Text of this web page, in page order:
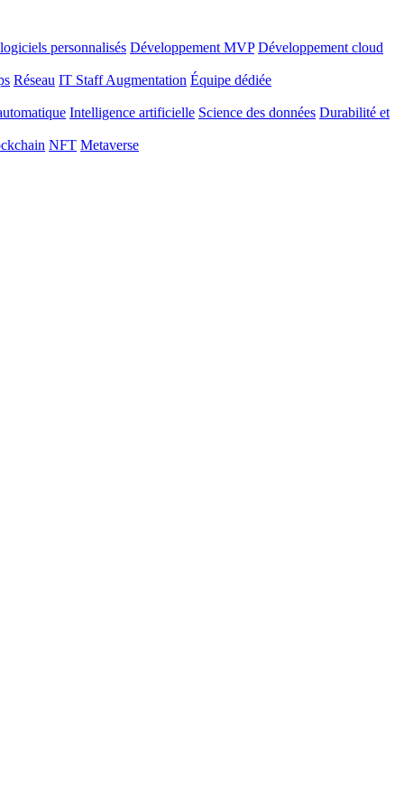
personnalisés Développement MVP Développement cloud
Réseau IT Staff Augmentation Équipe dédiée
Intelligence artificielle Science des données Durabilité et
NFT Metaverse